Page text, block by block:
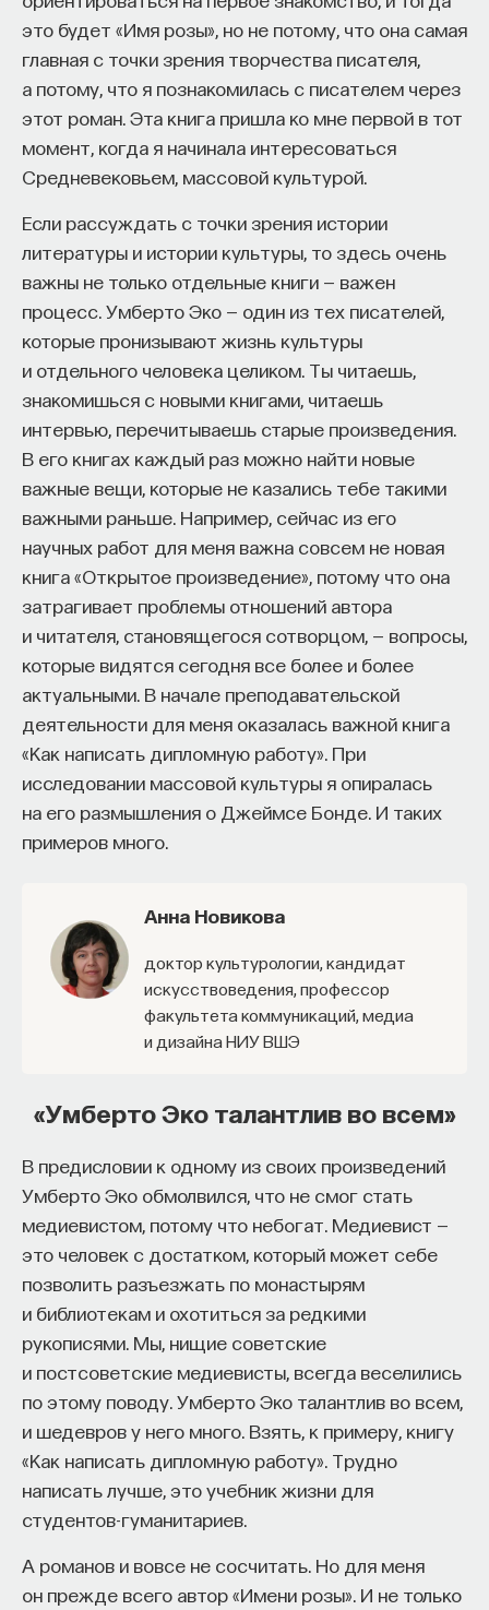
это будет «Имя розы», но не потому, что она самая
главная с точки зрения творчества писателя,
а потому, что я познакомилась с писателем через
этот роман. Эта книга пришла ко мне первой в тот
момент, когда я начинала интересоваться
Средневековьем, массовой культурой.
Если рассуждать с точки зрения истории
литературы и истории культуры, то здесь очень
важны не только отдельные книги — важен
процесс. Умберто Эко — один из тех писателей,
которые пронизывают жизнь культуры
и отдельного человека целиком. Ты читаешь,
знакомишься с новыми книгами, читаешь
интервью, перечитываешь старые произведения.
В его книгах каждый раз можно найти новые
важные вещи, которые не казались тебе такими
важными раньше. Например, сейчас из его
научных работ для меня важна совсем не новая
книга «Открытое произведение», потому что она
затрагивает проблемы отношений автора
и читателя, становящегося сотворцом, — вопросы,
которые видятся сегодня все более и более
актуальными. В начале преподавательской
деятельности для меня оказалась важной книга
«Как написать дипломную работу». При
исследовании массовой культуры я опиралась
на его размышления о Джеймсе Бонде. И таких
примеров много.
Анна Новикова
доктор культурологии, кандидат
искусствоведения, профессор
факультета коммуникаций, медиа
и дизайна НИУ ВШЭ
«Умберто Эко талантлив во всем»
В предисловии к одному из своих произведений
Умберто Эко обмолвился, что не смог стать
медиевистом, потому что небогат. Медиевист —
это человек с достатком, который может себе
позволить разъезжать по монастырям
и библиотекам и охотиться за редкими
рукописями. Мы, нищие советские
и постсоветские медиевисты, всегда веселились
по этому поводу. Умберто Эко талантлив во всем,
и шедевров у него много. Взять, к примеру, книгу
«Как написать дипломную работу». Трудно
написать лучше, это учебник жизни для
студентов-гуманитариев.
А романов и вовсе не сосчитать. Но для меня
он прежде всего автор «Имени розы». И не только